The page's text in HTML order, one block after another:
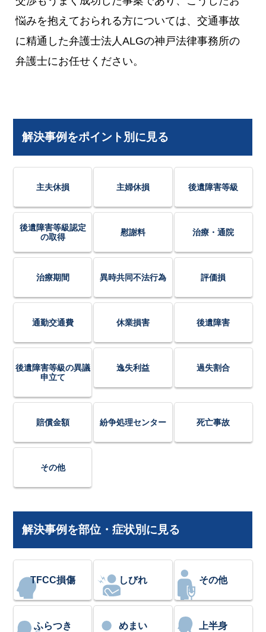
悩みを抱えておられる方については、交通事故
に精通した弁護士法人ALGの神戸法律事務所の
弁護士にお任せください。
解決事例をポイント別に見る
主夫休損 主婦休損 後遺障害等級
後遺障害等級認定
の取得
慰謝料 治療・通院
治療期間 異時共同不法行為 評価損
通勤交通費 休業損害 後遺障害
後遺障害等級の異議
申立て
逸失利益 過失割合
賠償金額 紛争処理センター 死亡事故
その他
解決事例を部位・症状別に見る
TFCC損傷 しびれ その他
ふらつき めまい 上半身